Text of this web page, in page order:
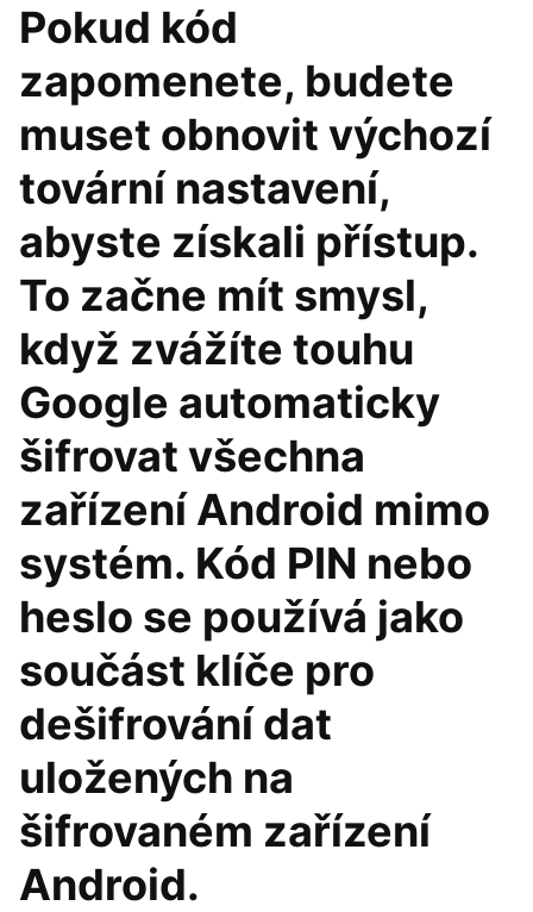
Pokud kód
zapomenete, budete
muset obnovit výchozí
tovární nastavení,
abyste získali přístup.
To začne mít smysl,
když zvážíte touhu
Google automaticky
šifrovat všechna
zařízení Android mimo
systém. Kód PIN nebo
heslo se používá jako
součást klíče pro
dešifrování dat
uložených na
šifrovaném zařízení
Android.